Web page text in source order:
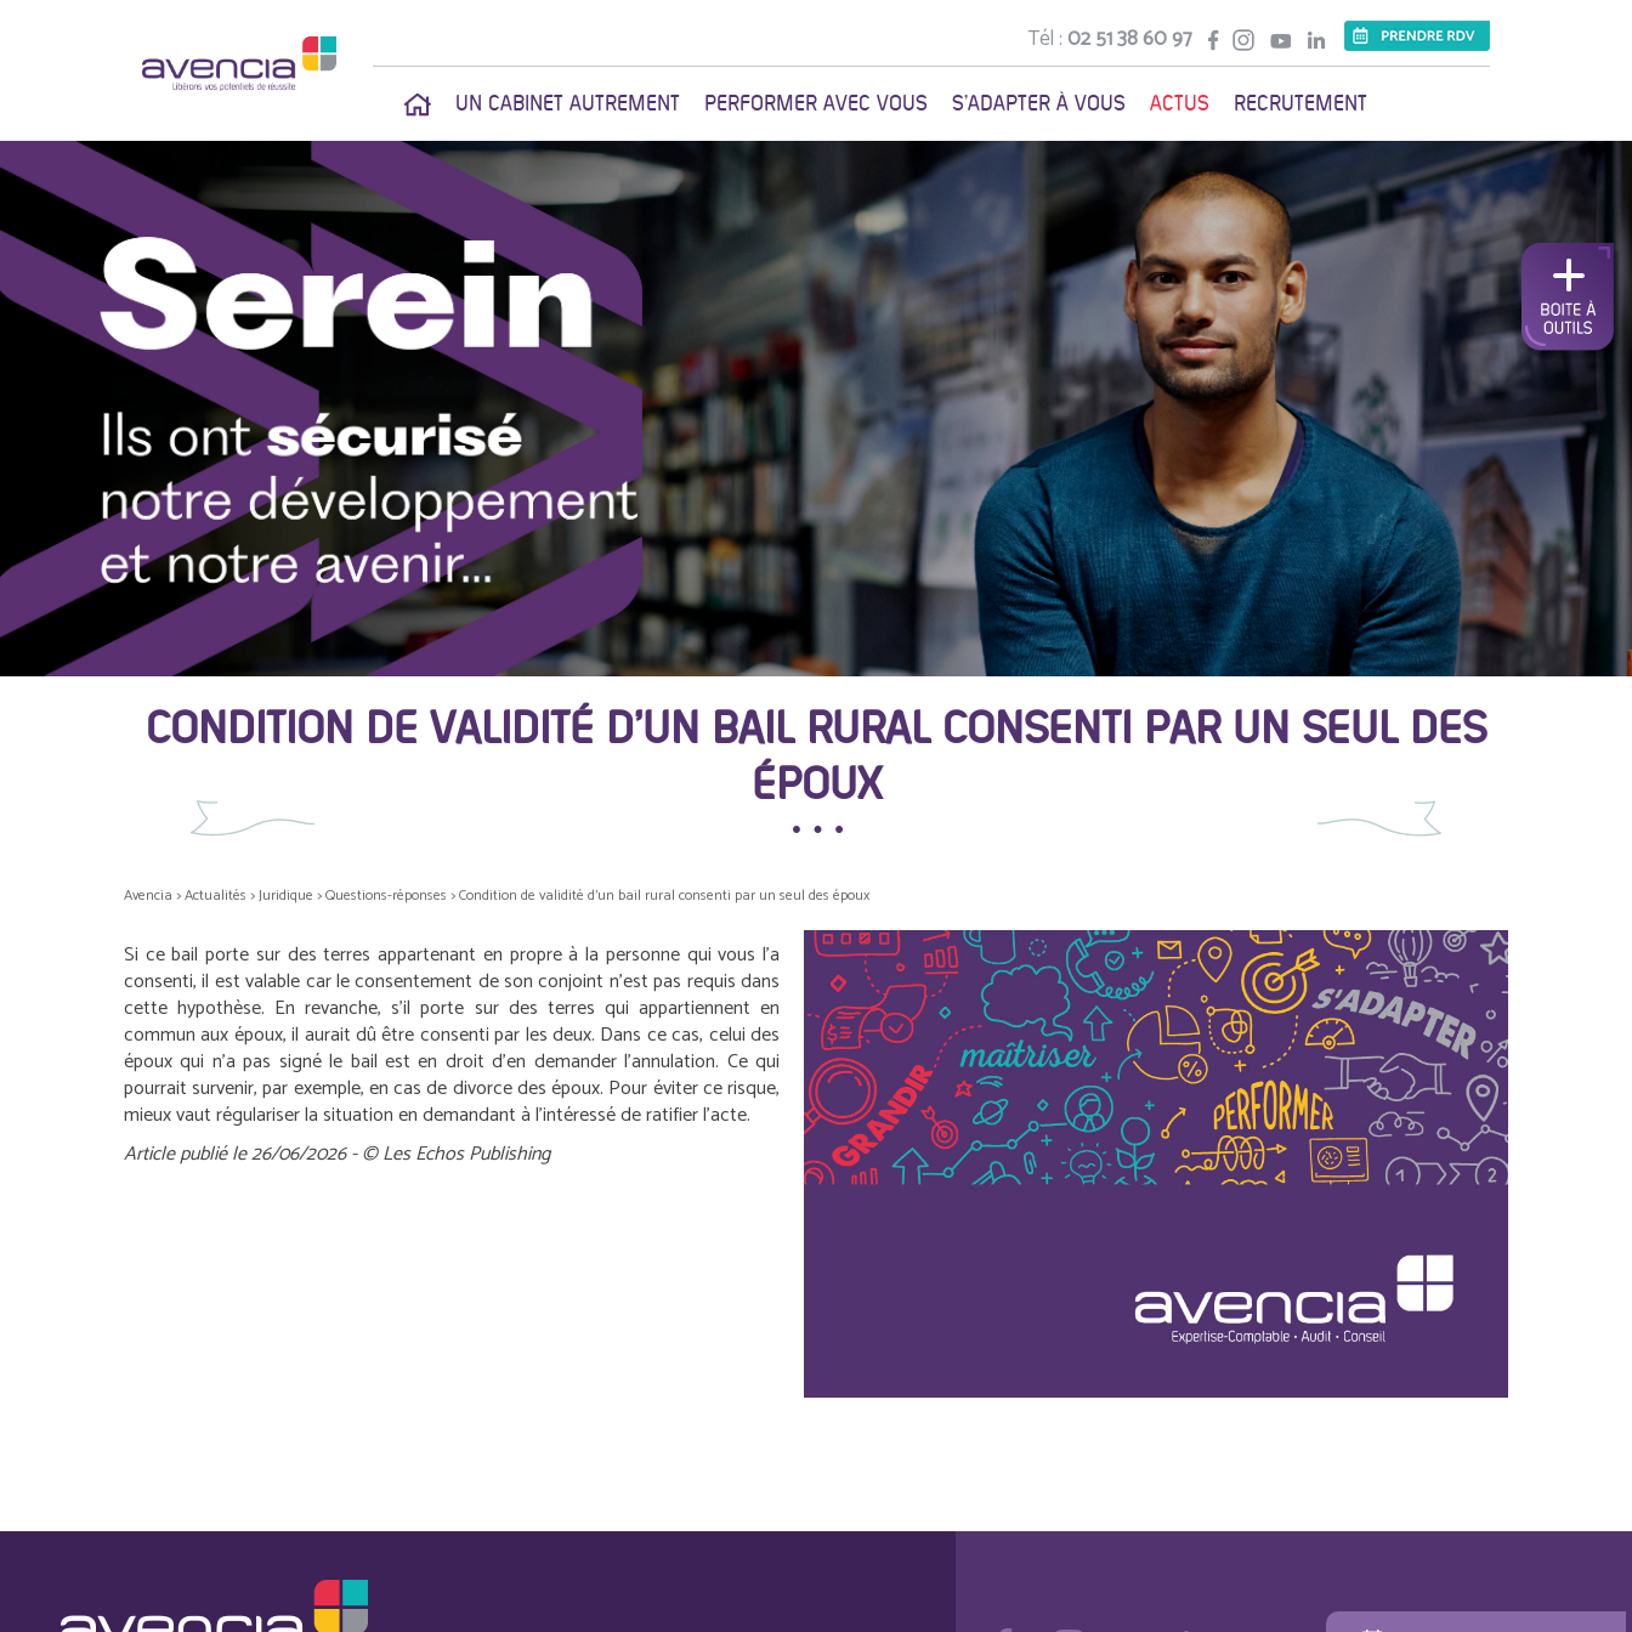
Tél :02 51 38 60 97
UN CABINET AUTREMENT PERFORMER AVEC VOUS S'ADAPTER À VOUS ACTUS RECRUTEMENT
CONDITION DE VALIDITÉ D’UN BAIL RURAL CONSENTI PAR UN SEUL DES
ÉPOUX
Avencia >Actualités >Juridique >Questions-réponses >Condition de validité d’un bail rural consenti par un seul des époux
Si ce bail porte sur des terres appartenant en propre à la personne qui vous l’a
consenti, il est valable car le consentement de son conjoint n’est pas requis dans
cette hypothèse. En revanche, s’il porte sur des terres qui appartiennent en
commun aux époux, il aurait dû être consenti par les deux. Dans ce cas, celui des
époux qui n’a pas signé le bail est en droit d’en demander l’annulation. Ce qui
pourrait survenir, par exemple, en cas de divorce des époux. Pour éviter ce risque,
mieux vaut régulariser la situation en demandant à l’intéressé de ratifier l’acte.
Article publié le 26/06/2026 - © Les Echos Publishing